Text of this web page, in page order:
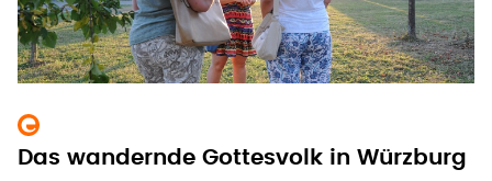
Das wandernde Gottesvolk in Würzburg